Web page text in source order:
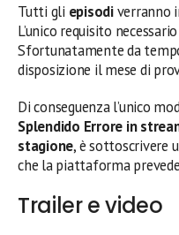
Tutti gli episodiverranno
L’unico requisito
Sfortunatamente da
disposizione il mese di
Di conseguenza l’unico
Splendido Errore in
stagione, è sottoscrivere
che la piattaforma
Trailer e video